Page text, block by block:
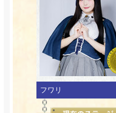
フワリ